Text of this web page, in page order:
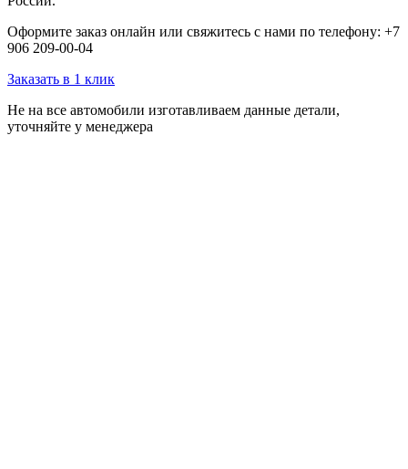
Оформите заказ онлайн или свяжитесь с нами по телефону: +7
906 209-00-04
Заказать в 1 клик
Не на все автомобили изготавливаем данные детали,
уточняйте у менеджера